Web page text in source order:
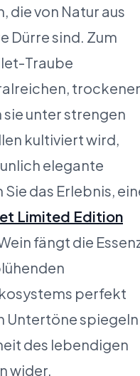
die von Natur aus
Dürre sind. Zum
Traube
sie unter strengen
kultiviert wird,
elegante
das Erlebnis,
Limited Edition
fängt die
perfekt
Untertöne spiegeln
des lebendigen
wider.